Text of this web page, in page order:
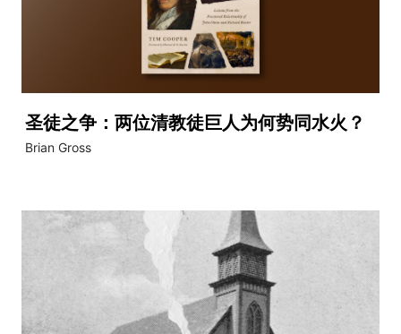
圣徒之争：两位清教徒巨人为何势同水火？
Brian Gross